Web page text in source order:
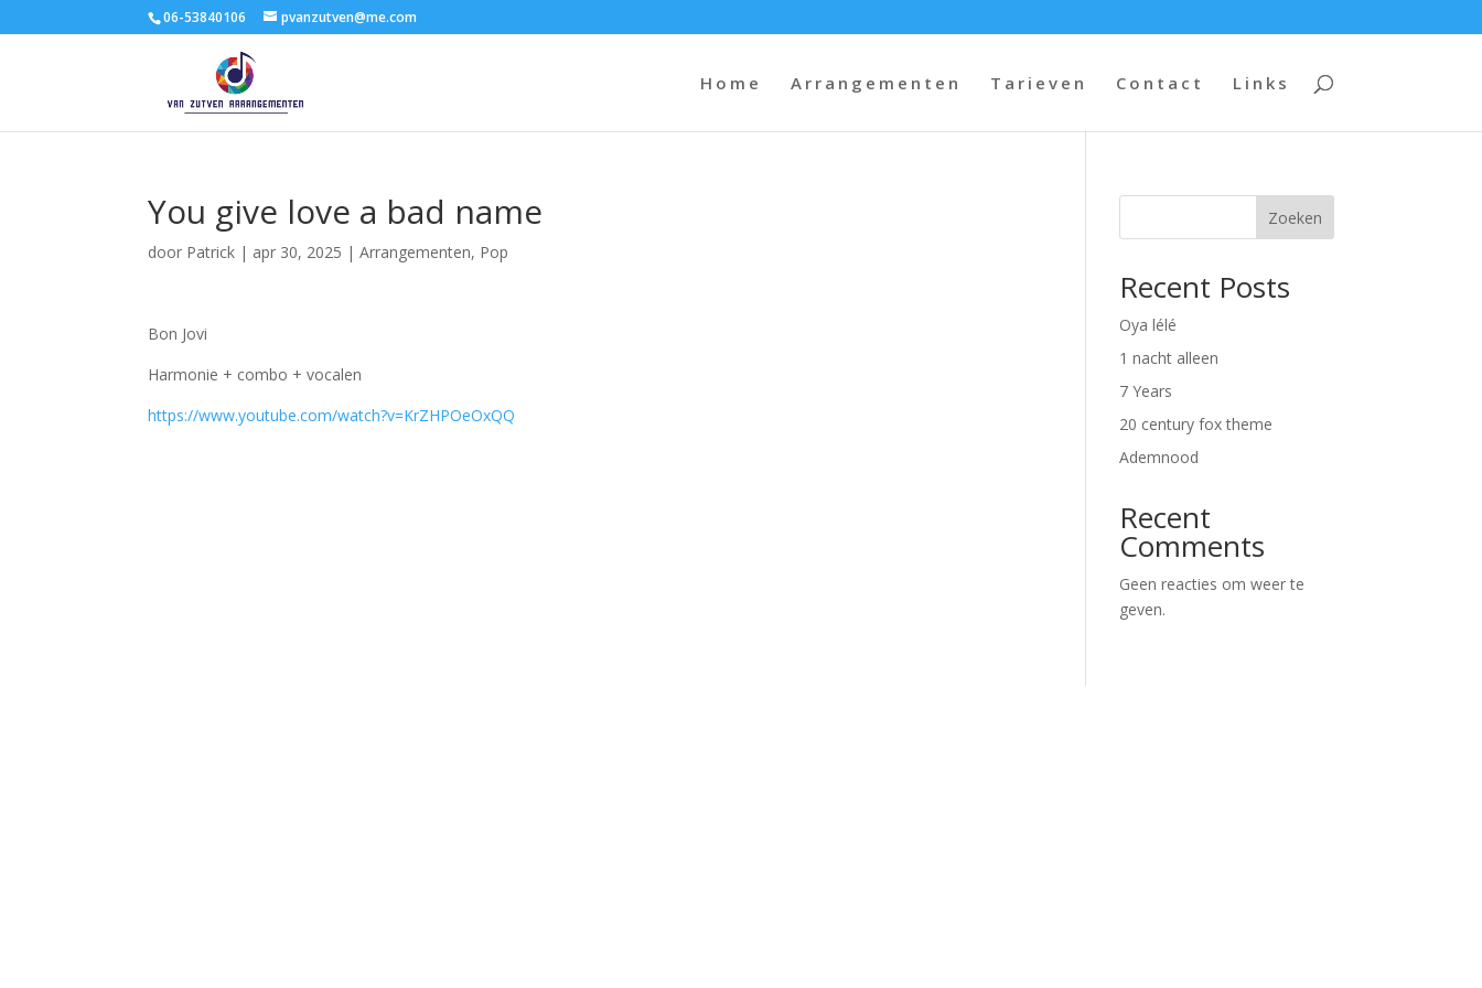
06-53840106 pvanzutven@me.com
Home Arrangementen Tarieven Contact Links
You give love a bad name
door Patrick | apr 30, 2025 |Arrangementen, Pop
Bon Jovi
Harmonie + combo + vocalen
https://www.youtube.com/watch?v=KrZHPOeOxQQ
Zoeken
Recent Posts
Oya lélé
1 nacht alleen
7 Years
20 century fox theme
Ademnood
Recent
Comments
Geen reacties om weer te
geven.